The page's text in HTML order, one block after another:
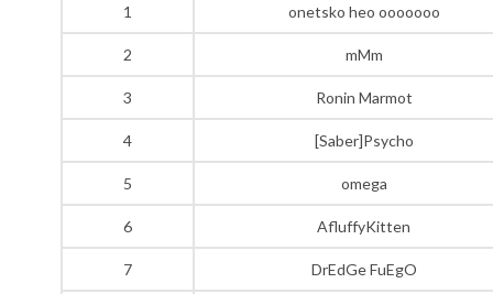
1 onetsko heo ooooooo
2 mMm
3 Ronin Marmot
4 [Saber]Psycho
5 omega
6 AfluffyKitten
7 DrEdGe FuEgO